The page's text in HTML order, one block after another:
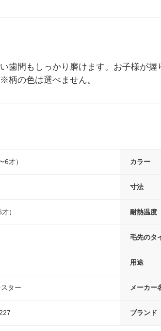
歯間もしっかり磨けます。お子様が
柄の色は選べません。
6才） カラー
寸法
） 耐熱温度
毛先のタ
用途
ター メーカー
ブランド